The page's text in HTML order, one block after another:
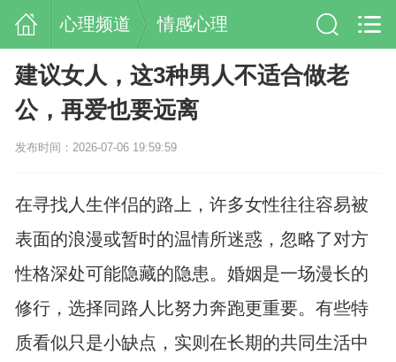
心理频道 情感心理
建议女人，这3种男人不适合做老
公，再爱也要远离
发布时间：2026-07-06 19:59:59
在寻找人生伴侣的路上，许多女性往往容易被
表面的浪漫或暂时的温情所迷惑，忽略了对方
性格深处可能隐藏的隐患。婚姻是一场漫长的
修行，选择同路人比努力奔跑更重要。有些特
质看似只是小缺点，实则在长期的共同生活中